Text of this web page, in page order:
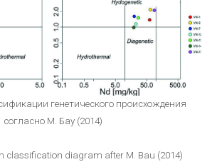
генетического происхождения
согласно М. Бау (2014)
classification diagram after M. Bau (2014)